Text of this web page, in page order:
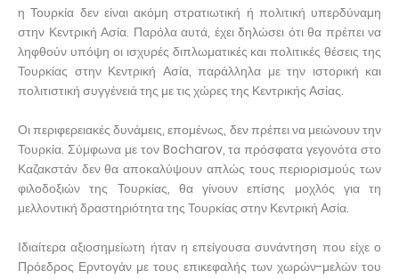
η Τουρκία δεν είναι ακόμη στρατιωτική ή πολιτική υπερδύναμη
στην Κεντρική Ασία. Παρόλα αυτά, έχει δηλώσει ότι θα πρέπει να
ληφθούν υπόψη οι ισχυρές διπλωματικές και πολιτικές θέσεις της
Τουρκίας στην Κεντρική Ασία, παράλληλα με την ιστορική και
πολιτιστική συγγένειά της με τις χώρες της Κεντρικής Ασίας.
Οι περιφερειακές δυνάμεις, επομένως, δεν πρέπει να μειώνουν την
Τουρκία. Σύμφωνα με τον Bocharov, τα πρόσφατα γεγονότα στο
Καζακστάν δεν θα αποκαλύψουν απλώς τους περιορισμούς των
φιλοδοξιών της Τουρκίας, θα γίνουν επίσης μοχλός για τη
μελλοντική δραστηριότητα της Τουρκίας στην Κεντρική Ασία.
Ιδιαίτερα αξιοσημείωτη ήταν η επείγουσα συνάντηση που είχε ο
Πρόεδρος Ερντογάν με τους επικεφαλής των χωρών-μελών του